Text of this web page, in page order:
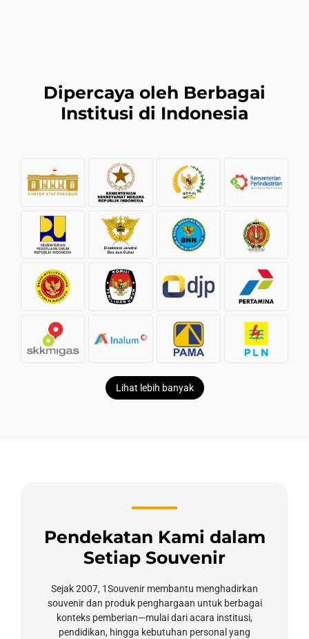
Dipercaya oleh Berbagai
Institusi di Indonesia
Lihat lebih banyak
Pendekatan Kami dalam
Setiap Souvenir
Sejak 2007, 1Souvenir membantu menghadirkan
souvenir dan produk penghargaan untuk berbagai
konteks pemberian—mulai dari acara institusi,
pendidikan, hingga kebutuhan personal yang